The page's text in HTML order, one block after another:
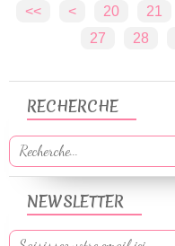
<< < 10
20 21
27
28
NEWSLETTER
RECHERCHE